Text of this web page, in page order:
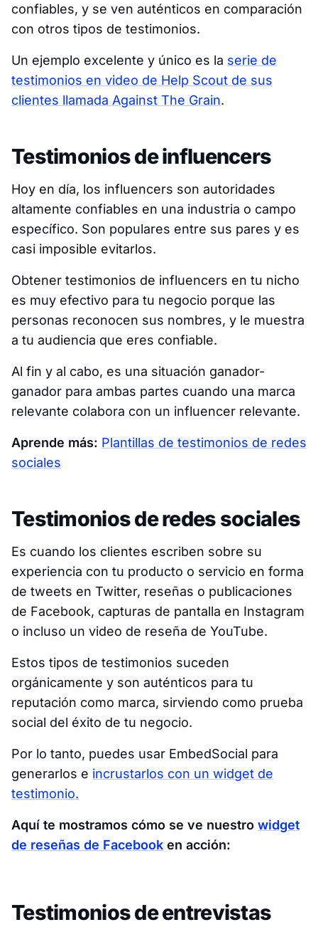
confiables, y se ven auténticos en comparación
con otros tipos de testimonios.
Un ejemplo excelente y único es la serie de
testimonios en video de Help Scout de sus
clientes llamada Against The Grain.
Testimonios de influencers
Hoy en día, los influencers son autoridades
altamente confiables en una industria o campo
específico. Son populares entre sus pares y es
casi imposible evitarlos.
Obtener testimonios de influencers en tu nicho
es muy efectivo para tu negocio porque las
personas reconocen sus nombres, y le muestra
a tu audiencia que eres confiable.
Al fin y al cabo, es una situación ganador-
ganador para ambas partes cuando una marca
relevante colabora con un influencer relevante.
Aprende más: Plantillas de testimonios de redes
sociales
Testimonios de redes sociales
Es cuando los clientes escriben sobre su
experiencia con tu producto o servicio en forma
de tweets en Twitter, reseñas o publicaciones
de Facebook, capturas de pantalla en Instagram
o incluso un video de reseña de YouTube.
Estos tipos de testimonios suceden
orgánicamente y son auténticos para tu
reputación como marca, sirviendo como prueba
social del éxito de tu negocio.
Por lo tanto, puedes usar EmbedSocial para
generarlos e incrustarlos con un widget de
testimonio.
Aquí te mostramos cómo se ve nuestro widget
de reseñas de Facebook en acción:
Testimonios de entrevistas